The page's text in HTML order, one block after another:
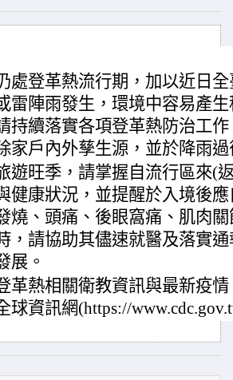
處登革熱流行期，加以近日
雷陣雨發生，環境中容易產
持續落實各項登革熱防治工
家戶內外孳生源，並於降雨
遊旺季，請掌握自流行區來(
健康狀況，並提醒於入境後
燒、頭痛、後眼窩痛、肌肉
，請協助其儘速就醫及落實
展。
革熱相關衛教資訊與最新疫
球資訊網(https://